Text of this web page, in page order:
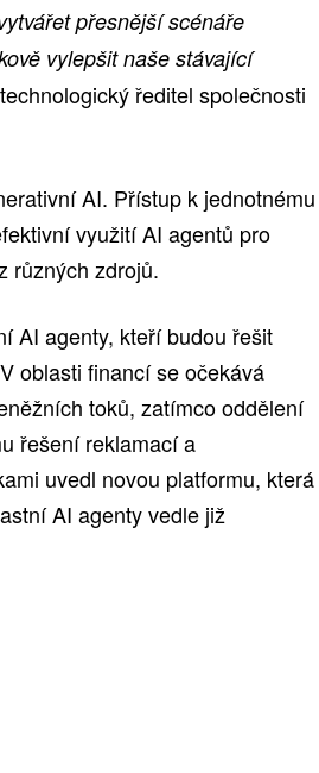
přesnější scénáře
vylepšit naše stávající
ředitel společnosti
AI. Přístup k jednotnému
využití AI agentů pro
různých zdrojů.
AI agenty, kteří budou řešit
oblasti financí se očekává
toků, zatímco oddělení
řešení reklamací a
uvedl novou platformu, která
AI agenty vedle již